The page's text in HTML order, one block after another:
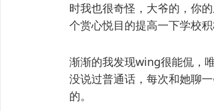
时我也很奇怪，大爷的，你
个赏心悦目的提高一下学校积
渐渐的我发现wing很能侃，
没说过普通话，每次和她聊
的。